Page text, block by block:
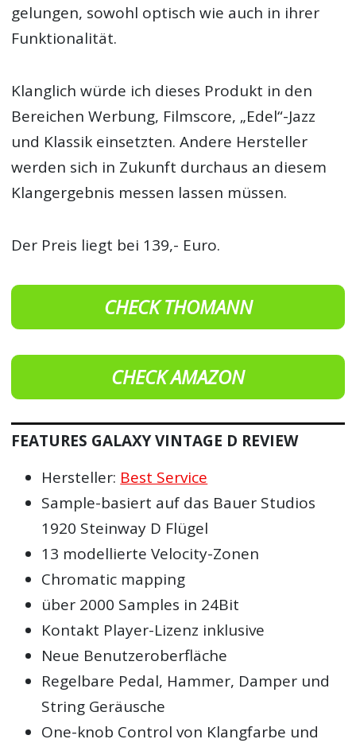
gelungen, sowohl optisch wie auch in ihrer
Funktionalität.
Klanglich würde ich dieses Produkt in den
Bereichen Werbung, Filmscore, „Edel“-Jazz
und Klassik einsetzten. Andere Hersteller
werden sich in Zukunft durchaus an diesem
Klangergebnis messen lassen müssen.
Der Preis liegt bei 139,- Euro.
CHECK THOMANN
CHECK AMAZON
FEATURES GALAXY VINTAGE D REVIEW
Hersteller: Best Service
Sample-basiert auf das Bauer Studios
1920 Steinway D Flügel
13 modellierte Velocity-Zonen
Chromatic mapping
über 2000 Samples in 24Bit
Kontakt Player-Lizenz inklusive
Neue Benutzeroberfläche
Regelbare Pedal, Hammer, Damper und
String Geräusche
One-knob Control von Klangfarbe und